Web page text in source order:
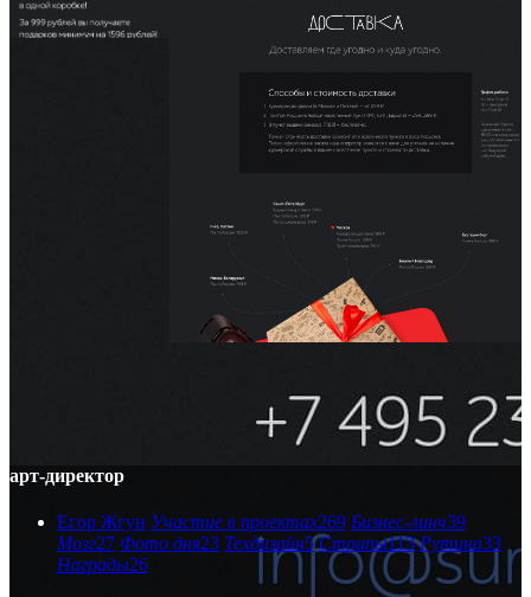
арт-директор
Егор Жгун Участие в проектах269 Бизнес-линч39
Мозг27 Фото дня23 Техдизайн5 Стрипы113 Рутина33
Награды26